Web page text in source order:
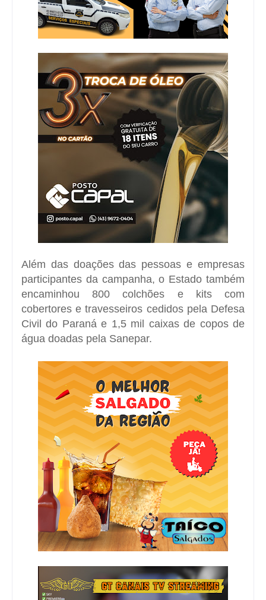
Além das doações das pessoas e empresas
participantes da campanha, o Estado também
encaminhou 800 colchões e kits com
cobertores e travesseiros cedidos pela Defesa
Civil do Paraná e 1,5 mil caixas de copos de
água doadas pela Sanepar.